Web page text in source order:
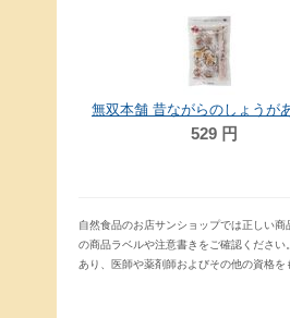
529 円
自然食品のお店サンショップでは正しい
の商品ラベルや注意書きをご確認くださ
あり、医師や薬剤師およびその他の資格